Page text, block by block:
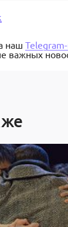
наш
важных